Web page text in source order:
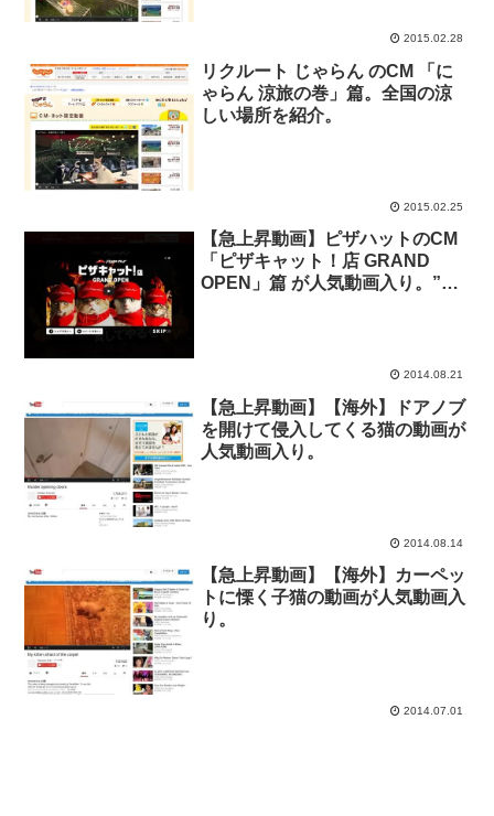
2015.02.28
リクルート じゃらん のCM 「に
ゃらん 涼旅の巻」篇。全国の涼
しい場所を紹介。
2015.02.25
【急上昇動画】ピザハットのCM
「ピザキャット！店 GRAND
OPEN」篇 が人気動画入り。”猫
2014.08.21
【急上昇動画】【海外】ドアノブ
を開けて侵入してくる猫の動画が
人気動画入り。
2014.08.14
【急上昇動画】【海外】カーペッ
トに慄く子猫の動画が人気動画入
り。
2014.07.01